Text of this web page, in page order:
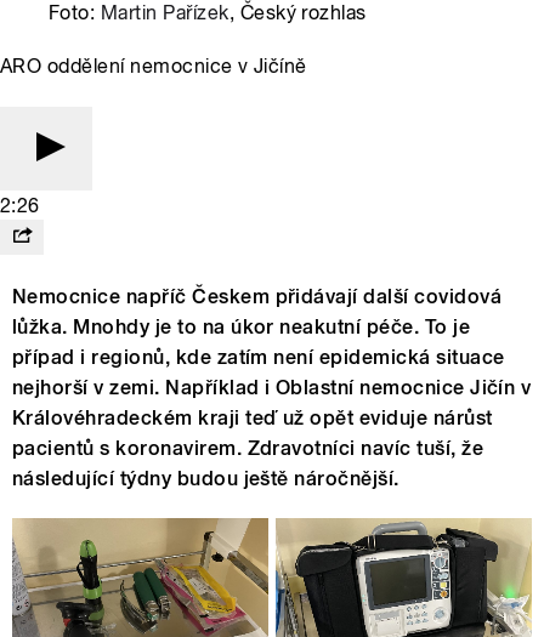
Foto: Martin Pařízek, Český rozhlas
ARO oddělení nemocnice v Jičíně
2:26
Nemocnice napříč Českem přidávají další covidová
lůžka. Mnohdy je to na úkor neakutní péče. To je
případ i regionů, kde zatím není epidemická situace
nejhorší v zemi. Například i Oblastní nemocnice Jičín v
Královéhradeckém kraji teď už opět eviduje nárůst
pacientů s koronavirem. Zdravotníci navíc tuší, že
následující týdny budou ještě náročnější.